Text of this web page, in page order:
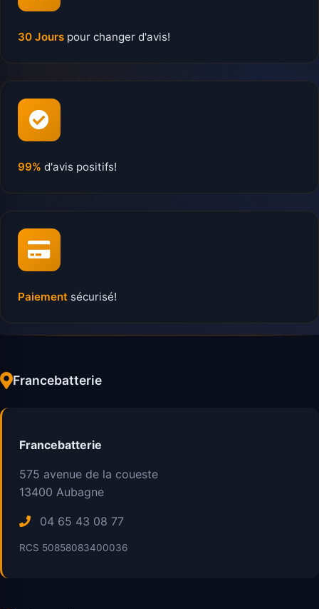
30 Jours pour changer d'avis!
99% d'avis positifs!
Paiement sécurisé!
Francebatterie
Francebatterie
575 avenue de la coueste
13400 Aubagne
04 65 43 08 77
RCS 50858083400036